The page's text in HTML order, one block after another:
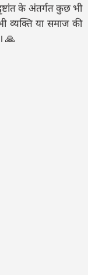
के अंतर्गत कुछ भी
व्यक्ति या समाज की
🙏